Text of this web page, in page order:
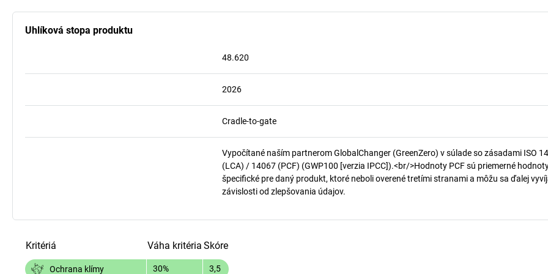
Uhlíková stopa produktu
48.620
2026
Cradle-to-gate
Vypočítané naším partnerom GlobalChanger (GreenZero) v súlade so zásadami ISO
(LCA) / 14067 (PCF) (GWP100 [verzia IPCC]).<br/>Hodnoty PCF sú priemerné
špecifické pre daný produkt, ktoré neboli overené tretími stranami a môžu sa ďalej
závislosti od zlepšovania údajov.
Kritériá Váha kritéria Skóre
Ochrana klímy 30% 3,5